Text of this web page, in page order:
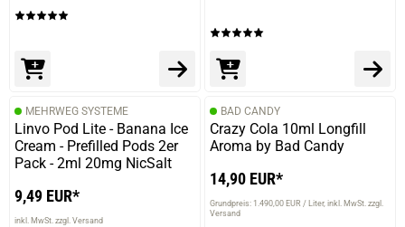
MEHRWEG SYSTEME
Linvo Pod Lite - Banana Ice
Cream - Prefilled Pods 2er
Pack - 2ml 20mg NicSalt
9,49 EUR*
inkl. MwSt. zzgl. Versand
BAD CANDY
Crazy Cola 10ml Longfill
Aroma by Bad Candy
14,90 EUR*
Grundpreis: 1.490,00 EUR / Liter inkl. MwSt. zzgl.
Versand